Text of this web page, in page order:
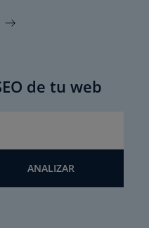
de tu web
ANALIZAR